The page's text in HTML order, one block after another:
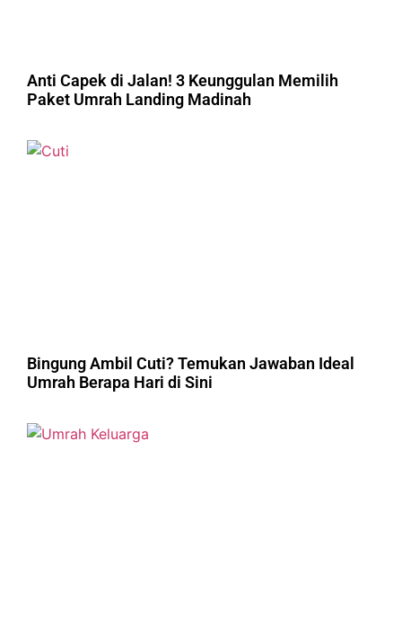
Anti Capek di Jalan! 3 Keunggulan Memilih
Paket Umrah Landing Madinah
Bingung Ambil Cuti? Temukan Jawaban Ideal
Umrah Berapa Hari di Sini